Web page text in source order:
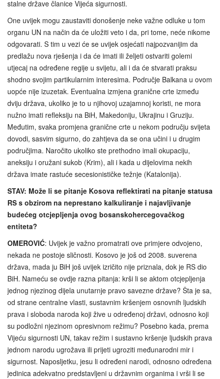
stalne države članice Vijeća sigurnosti.
One uvijek mogu zaustaviti donošenje neke važne odluke u tom
organu UN na način da će uložiti veto i da, pri tome, neće nikome
odgovarati. S tim u vezi će se uvijek osjećati najpozvanijim da
predlažu nova rješenja i da će imati ili željeti ostvariti golemi
utjecaj na određene regije u svijetu, ali i da će stvarati praksu
shodno svojim partikularnim interesima. Područje Balkana u ovom
uopće nije izuzetak. Eventualna izmjena granične crte između
dviju država, ukoliko je to u njihovoj uzajamnoj koristi, ne mora
nužno imati refleksiju na BiH, Makedoniju, Ukrajinu i Gruziju.
Međutim, svaka promjena granične crte u nekom području svijeta
dovodi, sasvim sigurno, do zahtjeva da se ona učini i u drugim
područjima. Naročito ukoliko ste prethodno imali okupaciju,
aneksiju i oružani sukob (Krim), ali i kada u dijelovima nekih
država imate rastuće secesionističke težnje (Katalonija).
STAV: Može li se pitanje Kosova reflektirati na pitanje statusa
RS s obzirom na neprestano kalkuliranje i najavljivanje
budećeg otcjepljenja ovog bosanskohercegovačkog
entiteta?
OMEROVIĆ: Uvijek je važno promatrati ove primjere odvojeno,
nekada ne postoje sličnosti. Kosovo je još od 2008. suverena
država, mada ju BiH još uvijek izričito nije priznala, dok je RS dio
BiH. Nameću se ovdje razna pitanja: krši li se aktom otcjepljenja
jednog njezinog dijela unutarnje pravo savezne države? Šta je sa,
od strane centralne vlasti, sustavnim kršenjem osnovnih ljudskih
prava i sloboda naroda koji žive u određenoj državi, odnosno koji
su podložni njezinom opresivnom režimu? Posebno kada, prema
Vijeću sigurnosti UN, takav režim i sustavno kršenje ljudskih prava
jednom narodu ugrožava ili prijeti ugroziti međunarodni mir i
sigurnost. Naposljetku, jesu li određeni narodi, odnosno određena
jedinica adekvatno predstavljeni u državnim organima i vrši li se